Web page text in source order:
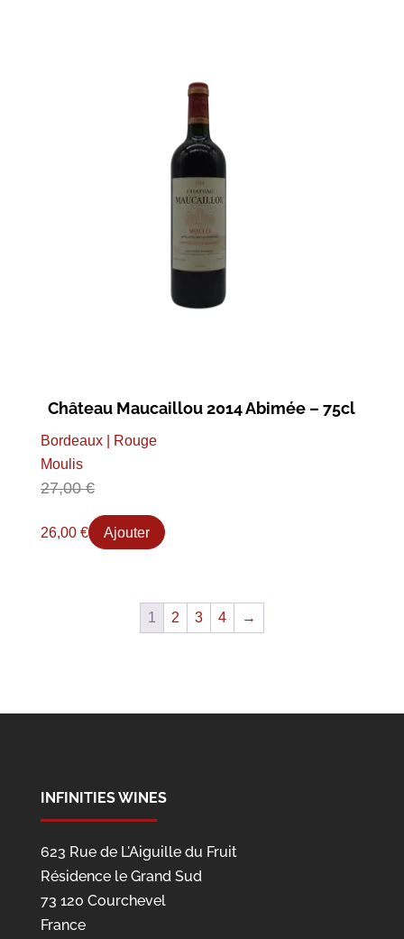
Château Maucaillou 2014 Abimée – 75cl
Bordeaux | Rouge
Moulis
27,00€
26,00 € Ajouter
1 2 3 4 →
INFINITIES WINES
623 Rue de L'Aiguille du Fruit
Résidence le Grand Sud
73 120 Courchevel
France